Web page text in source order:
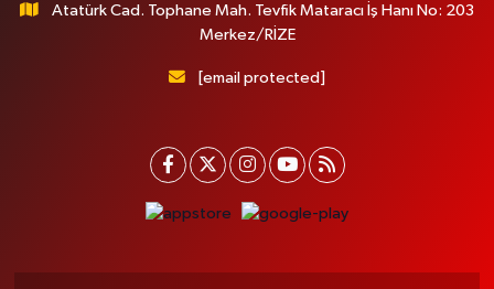
Atatürk Cad. Tophane Mah. Tevfik Mataracı İş Hanı No: 203
Merkez/RİZE
[email protected]